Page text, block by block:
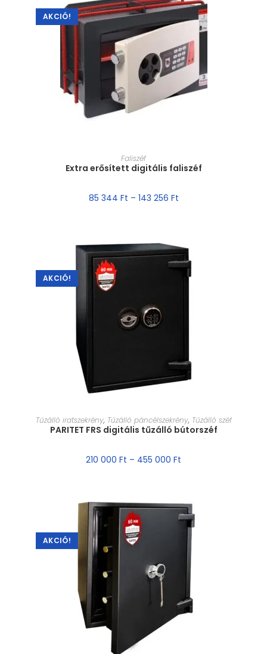
AKCIÓ!
MÉRET VÁLASZTÁSA
Faliszéf
Extra erősített digitális faliszéf
85 344 Ft – 143 256 Ft
AKCIÓ!
MÉRET VÁLASZTÁSA
Tűzálló iratszekrény, Tűzálló páncélszekrény, Tűzálló széf
PARITET FRS digitális tűzálló bútorszéf
210 000 Ft – 455 000 Ft
AKCIÓ!